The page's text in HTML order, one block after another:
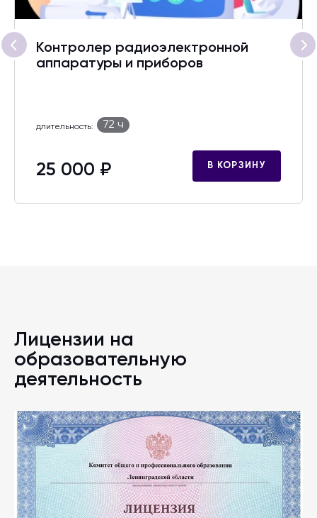
Контролер радиоэлектронной
аппаратуры и приборов
длительность: 72 ч
25 000 ₽ В КОРЗИНУ
Лицензии на
образовательную
деятельность